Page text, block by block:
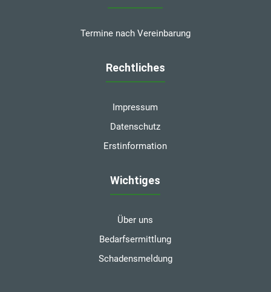
Termine nach Vereinbarung
Rechtliches
Impressum
Datenschutz
Erstinformation
Wichtiges
Über uns
Bedarfsermittlung
Schadensmeldung